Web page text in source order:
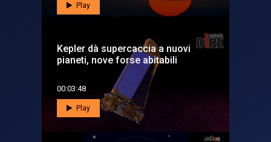
Play
Kepler dà supercaccia a nuovi
pianeti, nove forse abitabili
00:03:48
Play